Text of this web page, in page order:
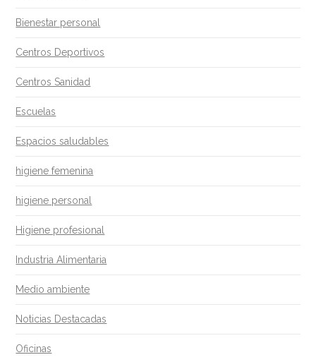
Bienestar personal
Centros Deportivos
Centros Sanidad
Escuelas
Espacios saludables
higiene femenina
higiene personal
Higiene profesional
Industria Alimentaria
Medio ambiente
Noticias Destacadas
Oficinas